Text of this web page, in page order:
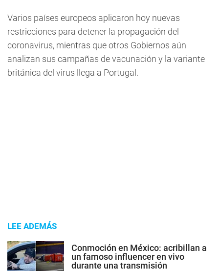
Varios países europeos aplicaron hoy nuevas
restricciones para detener la propagación del
coronavirus, mientras que otros Gobiernos aún
analizan sus campañas de vacunación y la variante
británica del virus llega a Portugal.
LEE ADEMÁS
Conmoción en México: acribillan a
un famoso influencer en vivo
durante una transmisión